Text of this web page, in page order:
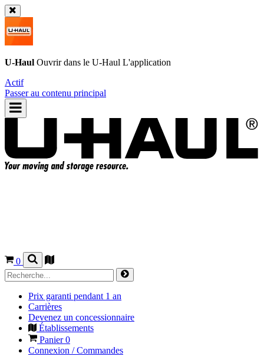
U-Haul Ouvrir dans le U-Haul L'application
Actif
Passer au contenu principal
0
Prix garanti pendant 1 an
Carrières
Devenez un concessionnaire
Établissements
Panier0
Connexion / Commandes